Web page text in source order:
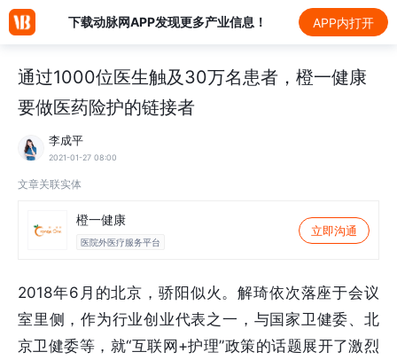
下载动脉网APP发现更多产业信息！ APP内打开
通过1000位医生触及30万名患者，橙一健康
要做医药险护的链接者
李成平
2021-01-27 08:00
文章关联实体
橙一健康
医院外医疗服务平台
立即沟通
2018年6月的北京，骄阳似火。解琦依次落座于会议
室里侧，作为行业创业代表之一，与国家卫健委、北
京卫健委等，就“互联网+护理”政策的话题展开了激烈